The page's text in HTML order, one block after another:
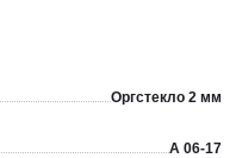
Оргстекло 2 мм
А 06-17